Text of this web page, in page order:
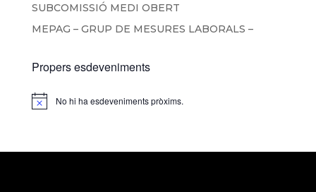
SUBCOMISSIÓ MEDI OBERT
MEPAG – GRUP DE MESURES LABORALS –
Propers esdeveniments
Notice No hi ha esdeveniments pròxims.